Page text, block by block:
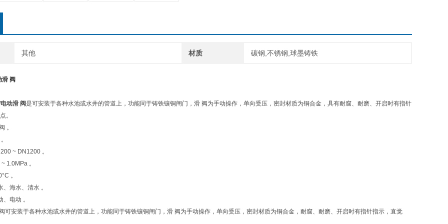
其他 材质 碳钢,不锈钢,球墨铸铁
滑 阀
电动滑 阀是可安装于各种水池或水井的管道上，功能同于铸铁镶铜闸门，滑 阀为手动操作，单向受压，密封材质为铜合金，具有耐腐、耐磨、开启时有指针
。
。
~ DN1200 。
1.0MPa 。
。
海水、清水 。
电动 。
可安装于各种水池或水井的管道上，功能同于铸铁镶铜闸门，滑 阀为手动操作，单向受压，密封材质为铜合金，耐腐、耐磨、开启时有指针指示，直觉